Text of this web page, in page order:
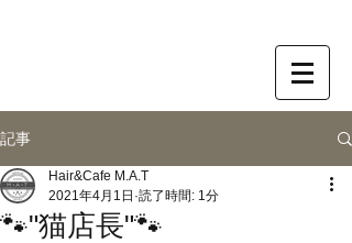
記事
🐾"猫店長"🐾
Hair&Cafe M.A.T
2021年4月1日 読了時間: 1分